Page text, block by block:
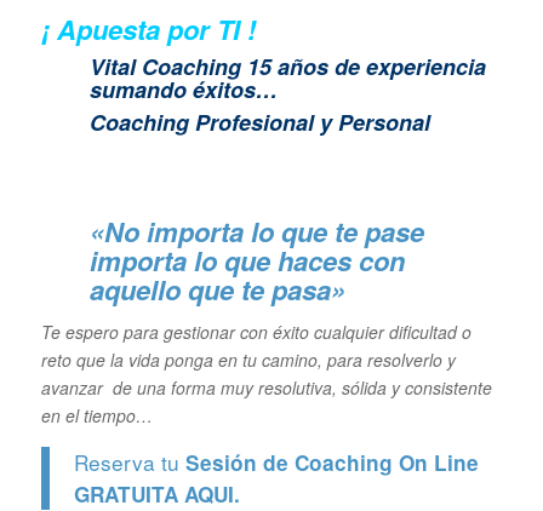
¡ Apuesta por TI !
Vital Coaching 15 años de experiencia
sumando éxitos…
Coaching Profesional y Personal
«No importa lo que te pase
importa lo que haces con
aquello que te pasa»
Te espero para gestionar con éxito cualquier dificultad o
reto que la vida ponga en tu camino, para resolverlo y
avanzar de una forma muy resolutiva, sólida y consistente
en el tiempo…
Reserva tu Sesión de Coaching On Line
GRATUITA AQUI.